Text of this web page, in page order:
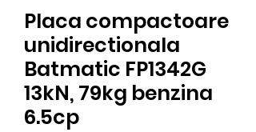
Placa compactoare
unidirectionala
Batmatic FP1342G
13kN, 79kg benzina
6.5cp